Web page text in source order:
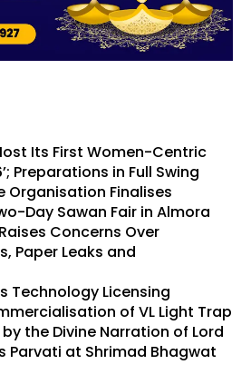
Its First Women-Centric
Preparations in Full Swing
Organisation Finalises
Day Sawan Fair in Almora
Concerns Over
Paper Leaks and
Technology Licensing
of VL Light Trap
the Divine Narration of Lord
Parvati at Shrimad Bhagwat